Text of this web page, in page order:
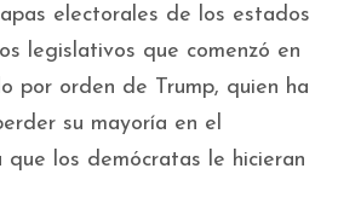
electorales de los estados
legislativos que comenzó en
por orden de Trump, quien ha
su mayoría en el
que los demócratas le hicieran